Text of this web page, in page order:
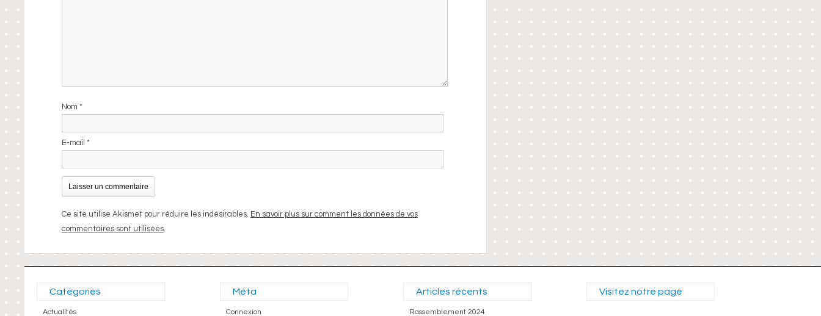
Nom *
E-mail *
Ce site utilise Akismet pour réduire les indésirables. En savoir plus sur comment les données de vos
commentaires sont utilisées.
Catégories
Actualités
Méta
Connexion
Articles récents
Rassemblement 2024
Visitez notre page